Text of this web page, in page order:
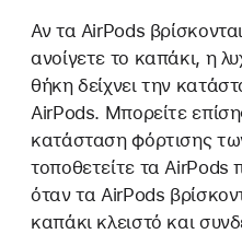
Αν τα AirPods
ανοίγετε το καπάκι, η
θήκη δείχνει την
AirPods. Μπορείτε
κατάσταση φόρτισης
τοποθετείτε τα AirPods
όταν τα AirPods
καπάκι κλειστό και